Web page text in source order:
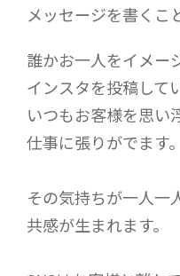
メッセージを書くこ
誰かお一人をイメー
インスタを投稿して
いつもお客様を思い
仕事に張りがでます。
その気持ちが一人一
共感が生まれます。